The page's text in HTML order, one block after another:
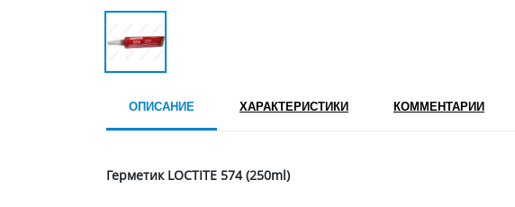
ОПИСАНИЕ ХАРАКТЕРИСТИКИ КОММЕНТАРИИ
Герметик LOCTITE 574 (250ml)